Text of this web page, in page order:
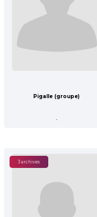
Pigalle (groupe)
-
3 archives